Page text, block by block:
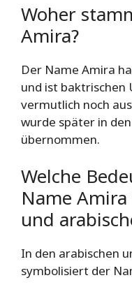
Woher
Amira?
Der Name Amira
und ist baktrischen
vermutlich noch
wurde später in
übernommen.
Welche
Name
und
In den arabischen
symbolisiert der